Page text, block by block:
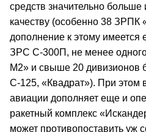
средств значительно
качеству (особенно 38
дополнение к этому
ЗРС С-300П, не менее
М2» и свыше 20 дивизионов
С-125, «Квадрат»). При этом
авиации дополняет еще и
ракетный комплекс
может противопоставить уж